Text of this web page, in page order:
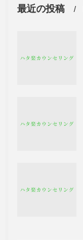
最近の投稿